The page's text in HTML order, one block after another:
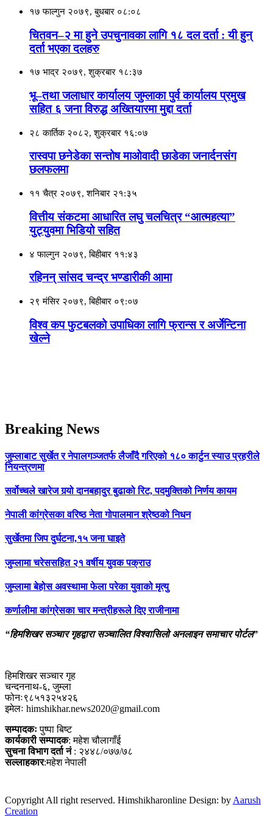
१७ फाल्गुन २०७९, बुधबार ०८:०८
चितवन–२ मा हुने उपचुनावका लागि १८ दल दर्ता : यी हुन्
दर्ता भएका दलहरु
१७ भाद्र २०७९, शुक्रबार १८:३७
भू–तथा जलाधार कार्यालय जुम्लाका पुर्व कार्यालय प्रमुख
सहित ६ जना विरुद्ध अख्तियारमा मुद्दा दर्ता
२८ कार्तिक २०८२, शुक्रबार १६:०७
रास्वपा छनेडेका सन्तोष माओवादी छाडेका जनार्दनसंग
छलफलमा
११ चैत्र २०७९, शनिबार २१:३५
वित्तीय संकटमा आधारित लघु चलचित्र “आत्महत्या”
युट्युवमा भिडियो सहित
४ फाल्गुन २०७९, बिहीबार ११:४३
रहिनन् सांसद चन्द्र भण्डारीकी आमा
२९ मंसिर २०७९, बिहीबार ०९:०७
विश्व कप फुटबलको उपाधिका लागि फ्रान्स र अर्जेन्टिना
खेल्ने
Breaking News
जुम्लाबाट सुर्खेत र नेपालगञ्जतर्फ लैजाँदै गरिएको १८० कार्टुन स्याउ प्रहरीले
नियन्त्रणमा
सर्वोच्चले खारेज गर्‍यो दानबहादुर बुढाको रिट, पदमुक्तिको निर्णय कायम
नेपाली कांग्रेसका वरिष्ठ नेता गोपालमान श्रेष्ठको निधन
सुर्खेतमा जिप दुर्घटना,१५ जना घाइते
जुम्लामा चरेससहित २१ वर्षीय युवक पक्राउ
जुम्लामा बेहोस अवस्थामा फेला परेका युवाको मृत्यु
कर्णालीमा कांग्रेसका चार मन्त्रीहरूले दिए राजीनामा
“हिमशिखर सञ्चार गृहद्वारा सञ्चालित विश्वासिलो अनलाइन समाचार पोर्टल”
हिमशिखर सञ्चार गृह
चन्दननाथ-६, जुम्ला
फोनः९८५१३२५४२६
इमेलः himshikhar.news2020@gmail.com
सम्पादकःपुष्पा बिष्ट
कार्यकारी सम्पादक: महेश चौलागाँई
सुचना विभाग दर्ता नं: २४४८/०७७/७८
सल्लाहकार:महेश नेपाली
Copyright All right reserved. Himshikharonline Design: byAarush
Creation